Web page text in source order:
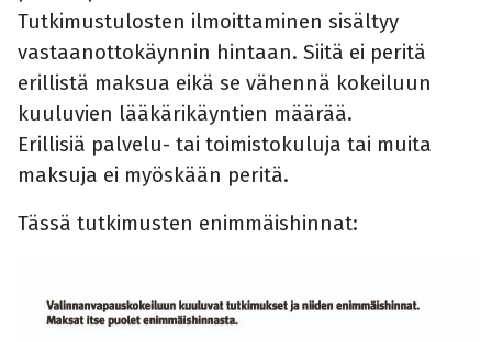
Tutkimustulosten ilmoittaminen sisältyy
vastaanottokäynnin hintaan. Siitä ei peritä
erillistä maksua eikä se vähennä kokeiluun
kuuluvien lääkärikäyntien määrää.
Erillisiä palvelu- tai toimistokuluja tai muita
maksuja ei myöskään peritä.
Tässä tutkimusten enimmäishinnat: